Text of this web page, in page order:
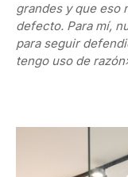
grandes y que eso
defecto. Para mí,
para seguir
tengo uso de